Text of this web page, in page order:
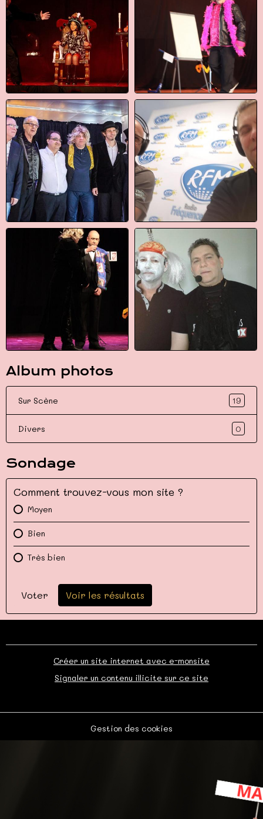
Album photos
Sur Scène 19
Divers 0
Sondage
Comment trouvez-vous mon site ?
Moyen
Bien
Très bien
Voter Voir les résultats
Créer un site internet avec e-monsite
Signaler un contenu illicite sur ce site
Gestion des cookies